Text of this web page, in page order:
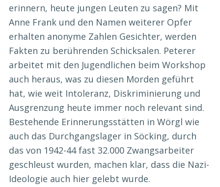
erinnern, heute jungen Leuten zu sagen? Mit
Anne Frank und den Namen weiterer Opfer
erhalten anonyme Zahlen Gesichter, werden
Fakten zu berührenden Schicksalen. Peterer
arbeitet mit den Jugendlichen beim Workshop
auch heraus, was zu diesen Morden geführt
hat, wie weit Intoleranz, Diskriminierung und
Ausgrenzung heute immer noch relevant sind.
Bestehende Erinnerungsstätten in Wörgl wie
auch das Durchgangslager in Söcking, durch
das von 1942-44 fast 32.000 Zwangsarbeiter
geschleust wurden, machen klar, dass die Nazi-
Ideologie auch hier gelebt wurde.